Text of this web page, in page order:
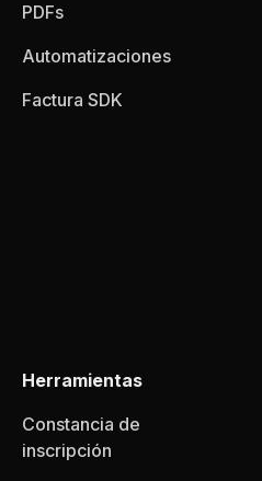
PDFs
Automatizaciones
Factura SDK
Herramientas
Constancia de
inscripción